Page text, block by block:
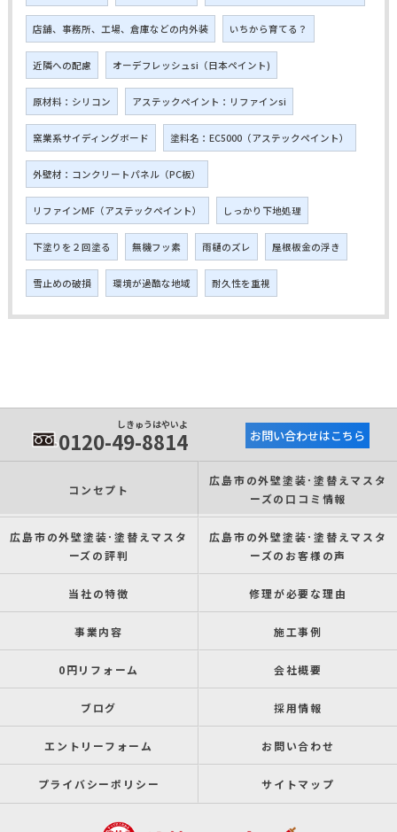
店舗、事務所、工場、倉庫などの内外装 いちから育てる？
近隣への配慮 オーデフレッシュsi（日本ペイント)
原材料：シリコン アステックペイント：リファインsi
窯業系サイディングボード 塗料名：EC5000（アステックペイント）
外壁材：コンクリートパネル（PC板）
リファインMF（アステックペイント） しっかり下地処理
下塗りを２回塗る 無機フッ素 雨樋のズレ 屋根板金の浮き
雪止めの破損 環境が過酷な地域 耐久性を重視
しきゅうはやいよ
0120-49-8814 お問い合わせはこちら
コンセプト
広島市の外壁塗装･塗替えマスタ
ーズの口コミ情報
広島市の外壁塗装･塗替えマスタ
ーズの評判
広島市の外壁塗装･塗替えマスタ
ーズのお客様の声
当社の特徴 修理が必要な理由
事業内容 施工事例
0円リフォーム 会社概要
ブログ 採用情報
エントリーフォーム お問い合わせ
プライバシーポリシー サイトマップ